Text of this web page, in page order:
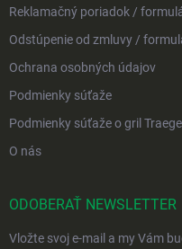
Reklamačný poriadok /
Odstúpenie od zmluvy /
Ochrana osobných údajov
Podmienky súťaže
Podmienky súťaže o gril
O nás
ODOBERAŤ NEWSLETTER
Vložte svoj e-mail a my Vám